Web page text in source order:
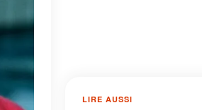
LIRE AUSSI